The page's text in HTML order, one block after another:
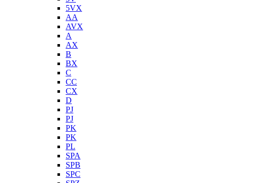
5VX
AA
AVX
A
AX
B
BX
C
CC
CX
D
PJ
PJ
PK
PK
PL
SPA
SPB
SPC